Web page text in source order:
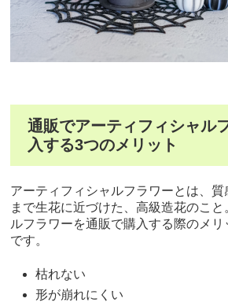
通販でアーティフィシャル
入する3つのメリット
アーティフィシャルフラワーとは、質
まで生花に近づけた、高級造花のこ
ルフラワーを通販で購入する際のメ
です。
枯れない
形が崩れにくい